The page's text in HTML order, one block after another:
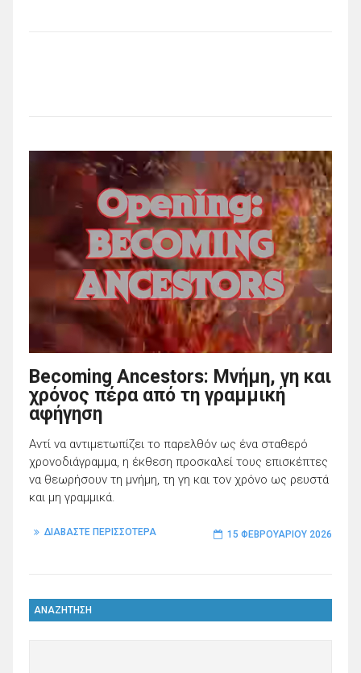
Becoming Ancestors: Μνήμη, γη και
χρόνος πέρα από τη γραμμική
αφήγηση
Αντί να αντιμετωπίζει το παρελθόν ως ένα σταθερό
χρονοδιάγραμμα, η έκθεση προσκαλεί τους επισκέπτες
να θεωρήσουν τη μνήμη, τη γη και τον χρόνο ως ρευστά
και μη γραμμικά.
ΔΙΑΒΑΣΤΕ ΠΕΡΙΣΣΟΤΕΡΑ 15 ΦΕΒΡΟΥΑΡΊΟΥ 2026
ΑΝΑΖΗΤΗΣΗ